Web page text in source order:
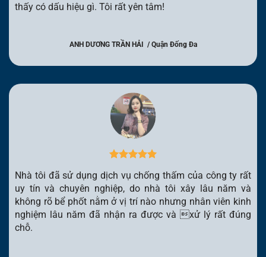
thấy có dấu hiệu gì. Tôi rất yên tâm!
ANH DƯƠNG TRẦN HẢI / Quận Đống Đa
Nhà tôi đã sử dụng dịch vụ chống thấm của công ty rất
uy tín và chuyên nghiệp, do nhà tôi xây lâu năm và
không rõ bể phốt nằm ở vị trí nào nhưng nhân viên kinh
nghiệm lâu năm đã nhận ra được và xử lý rất đúng
chỗ.